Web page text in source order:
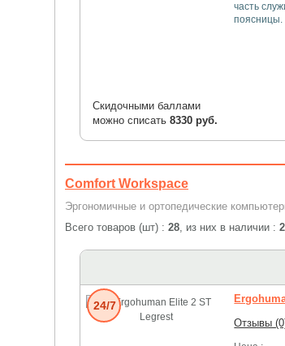
часть
поясницы.
Скидочными баллами
можно списать8330 руб.
Comfort Workspace
Эргономичные и ортопедические
Всего товаров (шт) : 28, из них в наличии :
Отзывы
24/7